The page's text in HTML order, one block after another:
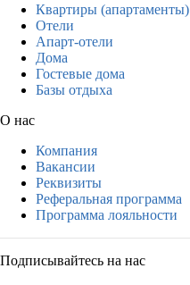
Квартиры (апартаменты)
Отели
Апарт-отели
Дома
Гостевые дома
Базы отдыха
О нас
Компания
Вакансии
Реквизиты
Реферальная программа
Программа лояльности
Подписывайтесь на нас